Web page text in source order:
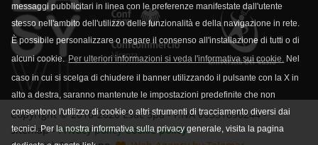
messaggi pubblicitari in linea con le preferenze manifestate dall'utente
stesso nell'ambito dell'utilizzo delle funzionalità e della navigazione in rete.
È possibile personalizzare o negare il consenso all'installazione di tutti o di
alcuni cookie. Per ulteriori informazioni si veda l'informativa sui cookie. Nel
caso in cui si scelga di chiudere il banner utilizzando il pulsante con la X in
alto a destra, saranno mantenute le impostazioni predefinite che non
consentono l'utilizzo di cookie o altri strumenti di tracciamento diversi dai
tecnici. Per la nostra informativa sulla privacy generale, visita la pagina
Copyright © 2010-2026 Esac Spa - P.IVA 00331890244 -
sitemap -Privacy policy Cookie policy